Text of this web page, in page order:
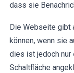
dass sie
Die Webseite gibt
können, wenn sie
dies ist jedoch nur
Schaltfläche